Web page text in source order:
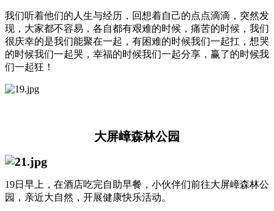
我们听着他们的人生与经历，回想着自己的点点滴滴，突然发
现，大家都不容易，各自都有艰难的时候，痛苦的时候，我们
很庆幸的是我们能聚在一起，有困难的时候我们一起扛，想哭
的时候我们一起哭，幸福的时候我们一起分享，赢了的时候我
们一起狂！
大屏嶂森林公园
19日早上，在酒店吃完自助早餐，小伙伴们前往大屏嶂森林公
园，亲近大自然，开展健康快乐活动。